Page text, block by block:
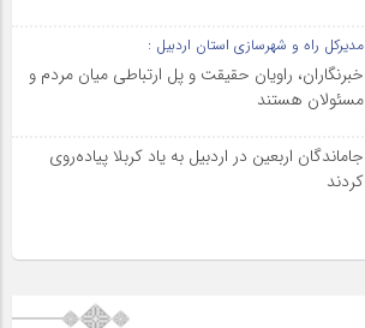
مدیرکل راه و شهرسازی استان اردبیل :
خبرنگاران، راویان حقیقت و پل ارتباطی میان مردم و
مسئولان هستند
جاماندگان اربعین در اردبیل به یاد کربلا پیاده‌روی
کردند